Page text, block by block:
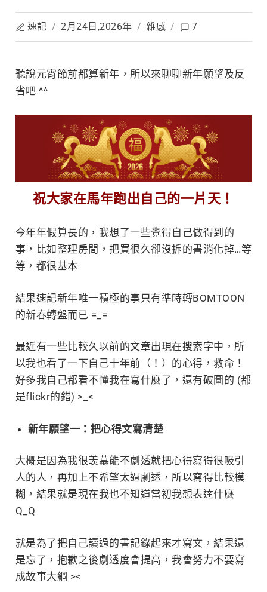
速記 / 2月24日,2026年 / 雜感 / 7
聽說元宵節前都算新年，所以來聊聊新年願望及反
省吧 ^^
祝大家在馬年跑出自己的一片天！
今年年假算長的，我想了一些覺得自己做得到的
事，比如整理房間，把買很久卻沒拆的書消化掉…等
等，都很基本
結果速記新年唯一積極的事只有準時轉BOMTOON
的新春轉盤而已 =_=
最近有一些比較久以前的文章出現在搜索字中，所
以我也看了一下自己十年前（！）的心得，救命！
好多我自己都看不懂我在寫什麼了，還有破圖的 (都
是flickr的錯) >_<
新年願望一：把心得文寫清楚
大概是因為我很羡慕能不劇透就把心得寫得很吸引
人的人，再加上不希望太過劇透，所以寫得比較模
糊，結果就是現在我也不知道當初我想表達什麼
Q_Q
就是為了把自己讀過的書記錄起來才寫文，結果還
是忘了，抱歉之後劇透度會提高，我會努力不要寫
成故事大綱 ><